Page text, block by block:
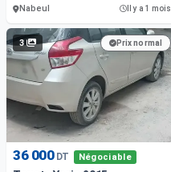
Nabeul Il y a 1 mois
3 Prix normal
36 000 DT Négociable